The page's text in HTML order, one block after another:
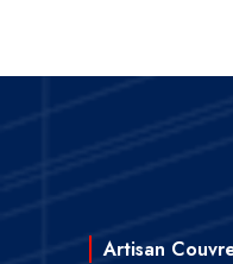
Artisan